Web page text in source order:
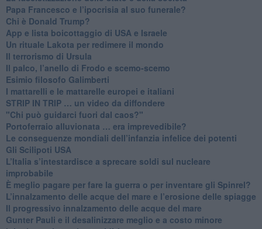
Papa Francesco e l’ipocrisia al suo funerale?
​Chi è Donald Trump?
App e lista boicottaggio di USA e Israele
​Un rituale Lakota per redimere il mondo
Il terrorismo di Ursula
​Il palco, l’anello di Frodo e scemo-scemo
Esimio filosofo Galimberti
​I mattarelli e le mattarelle europei e italiani
​STRIP IN TRIP … un video da diffondere
"Chi può guidarci fuori dal caos?"
​Portoferraio alluvionata … era imprevedibile?
Le conseguenze mondiali dell’infanzia infelice dei potenti
​Gli Scilipoti USA
L’Italia s’intestardisce a sprecare soldi sul nucleare
improbabile
È meglio pagare per fare la guerra o per inventare gli Spinrel?
​L’innalzamento delle acque del mare e l’erosione delle spiagge
​Il progressivo innalzamento delle acque del mare
​Gunter Pauli e il desalinizzare meglio e a costo minore